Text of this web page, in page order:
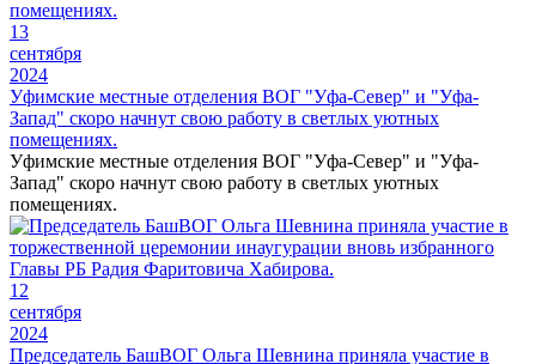
13
сентября
2024
Уфимские местные отделения ВОГ "Уфа-Север" и "Уфа-
Запад" скоро начнут свою работу в светлых уютных
помещениях.
Уфимские местные отделения ВОГ "Уфа-Север" и "Уфа-
Запад" скоро начнут свою работу в светлых уютных
помещениях.
12
сентября
2024
Председатель БашВОГ Ольга Шевнина приняла участие в